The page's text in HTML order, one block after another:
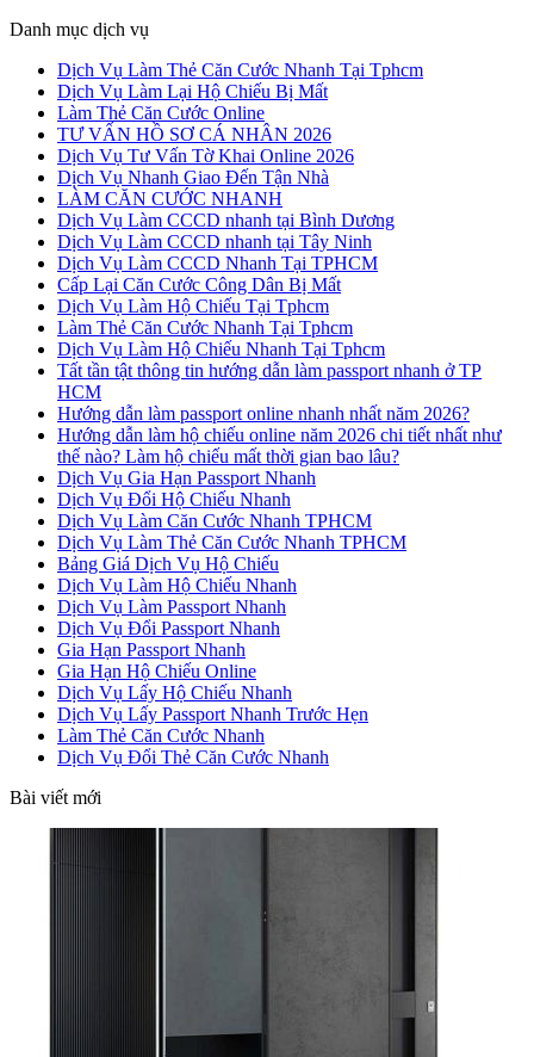
Danh mục dịch vụ
Dịch Vụ Làm Thẻ Căn Cước Nhanh Tại Tphcm
Dịch Vụ Làm Lại Hộ Chiếu Bị Mất
Làm Thẻ Căn Cước Online
TƯ VẤN HỒ SƠ CÁ NHÂN 2026
Dịch Vụ Tư Vấn Tờ Khai Online 2026
Dịch Vụ Nhanh Giao Đến Tận Nhà
LÀM CĂN CƯỚC NHANH
Dịch Vụ Làm CCCD nhanh tại Bình Dương
Dịch Vụ Làm CCCD nhanh tại Tây Ninh
Dịch Vụ Làm CCCD Nhanh Tại TPHCM
Cấp Lại Căn Cước Công Dân Bị Mất
Dịch Vụ Làm Hộ Chiếu Tại Tphcm
Làm Thẻ Căn Cước Nhanh Tại Tphcm
Dịch Vụ Làm Hộ Chiếu Nhanh Tại Tphcm
Tất tần tật thông tin hướng dẫn làm passport nhanh ở TP
HCM
Hướng dẫn làm passport online nhanh nhất năm 2026?
Hướng dẫn làm hộ chiếu online năm 2026 chi tiết nhất như
thế nào? Làm hộ chiếu mất thời gian bao lâu?
Dịch Vụ Gia Hạn Passport Nhanh
Dịch Vụ Đổi Hộ Chiếu Nhanh
Dịch Vụ Làm Căn Cước Nhanh TPHCM
Dịch Vụ Làm Thẻ Căn Cước Nhanh TPHCM
Bảng Giá Dịch Vụ Hộ Chiếu
Dịch Vụ Làm Hộ Chiếu Nhanh
Dịch Vụ Làm Passport Nhanh
Dịch Vụ Đổi Passport Nhanh
Gia Hạn Passport Nhanh
Gia Hạn Hộ Chiếu Online
Dịch Vụ Lấy Hộ Chiếu Nhanh
Dịch Vụ Lấy Passport Nhanh Trước Hẹn
Làm Thẻ Căn Cước Nhanh
Dịch Vụ Đổi Thẻ Căn Cước Nhanh
Bài viết mới